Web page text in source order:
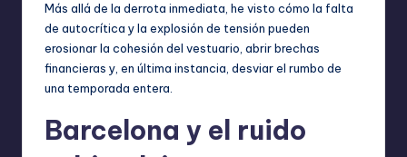
Más allá de la derrota inmediata, he visto cómo la falta
de autocrítica y la explosión de tensión pueden
erosionar la cohesión del vestuario, abrir brechas
financieras y, en última instancia, desviar el rumbo de
una temporada entera.
Barcelona y el ruido